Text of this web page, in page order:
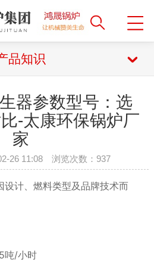
品知识
器参数型号：选
-太康环保锅炉厂
家
26 11:08 浏览次数： 937
计、燃料类型及品牌技术而
吨/小时